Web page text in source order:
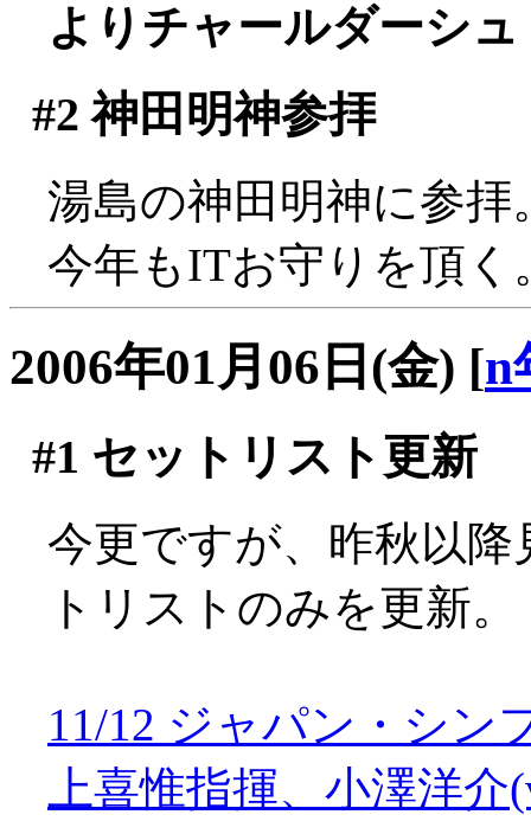
よりチャールダーシュ
#2 神田明神参拝
湯島の神田明神に参拝
今年もITお守りを頂く
2006年01月06日(金) [n
#1 セットリスト更新
今更ですが、昨秋以
トリストのみを更新。
11/12 ジャパン・シン
上喜惟指揮、小澤洋